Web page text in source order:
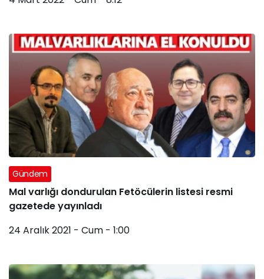
Gündem
Mal varlığı dondurulan Fetöcülerin listesi resmi
gazetede yayınladı
24 Aralık 2021 - Cum - 1:00